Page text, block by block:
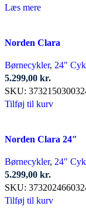
Læs mere
Norden Clara
Børnecykler, 24"
5.299,00 kr.
SKU:
Tilføj til kurv
Norden Clara 24″
Børnecykler, 24"
5.299,00 kr.
SKU:
Tilføj til kurv